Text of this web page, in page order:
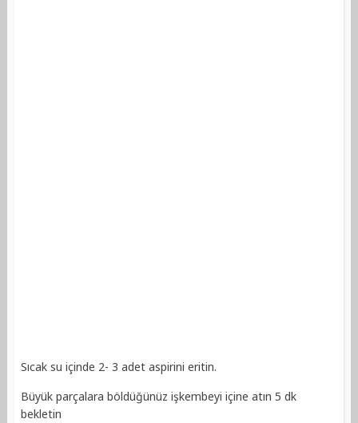
Sıcak su içinde 2- 3 adet aspirini eritin.
Büyük parçalara böldüğünüz işkembeyi içine atın 5 dk
bekletin